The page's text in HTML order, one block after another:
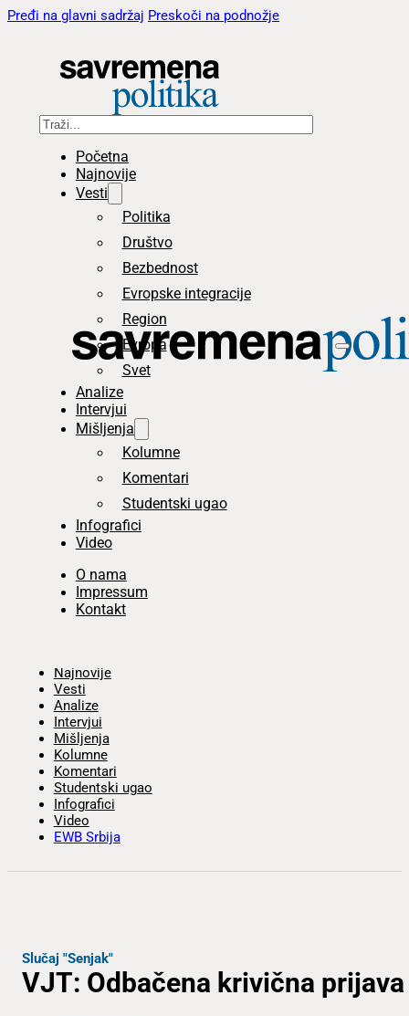
Pređi na glavni sadržaj Preskoči na podnožje
Pretraga
Početna
Najnovije
Vesti
Politika
Društvo
Bezbednost
Evropske integracije
Region
Evropa
Svet
Analize
Intervjui
Mišljenja
Kolumne
Komentari
Studentski ugao
Infografici
Video
O nama
Impressum
Kontakt
Najnovije
Vesti
Analize
Intervjui
Mišljenja
Kolumne
Komentari
Studentski ugao
Infografici
Video
EWB Srbija
Slučaj "Senjak"
VJT: Odbačena krivična